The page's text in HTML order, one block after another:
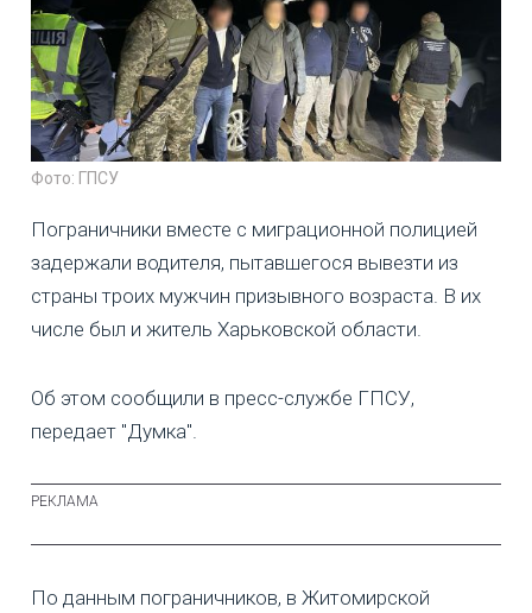
Фото: ГПСУ
Пограничники вместе с миграционной полицией
задержали водителя, пытавшегося вывезти из
страны троих мужчин призывного возраста. В их
числе был и житель Харьковской области.
Об этом сообщили в пресс-службе ГПСУ,
передает "Думка".
По данным пограничников, в Житомирской